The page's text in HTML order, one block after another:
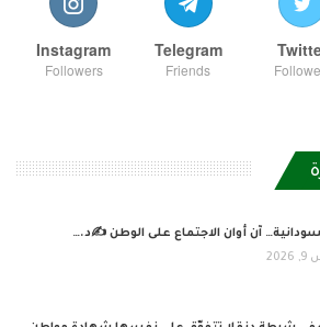
Telegram
Friends
Instagram
Followers
آن أوان الاجتماع على الوطن ✍️د.…